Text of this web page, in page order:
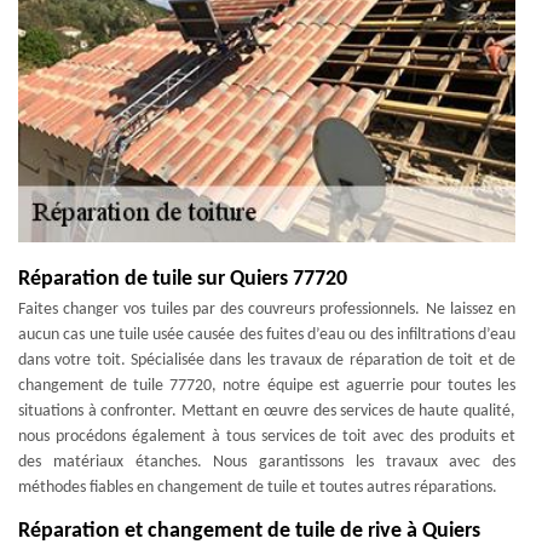
Réparation de tuile sur Quiers 77720
Faites changer vos tuiles par des couvreurs professionnels. Ne laissez en
aucun cas une tuile usée causée des fuites d’eau ou des infiltrations d’eau
dans votre toit. Spécialisée dans les travaux de réparation de toit et de
changement de tuile 77720, notre équipe est aguerrie pour toutes les
situations à confronter. Mettant en œuvre des services de haute qualité,
nous procédons également à tous services de toit avec des produits et
des matériaux étanches. Nous garantissons les travaux avec des
méthodes fiables en changement de tuile et toutes autres réparations.
Réparation et changement de tuile de rive à Quiers